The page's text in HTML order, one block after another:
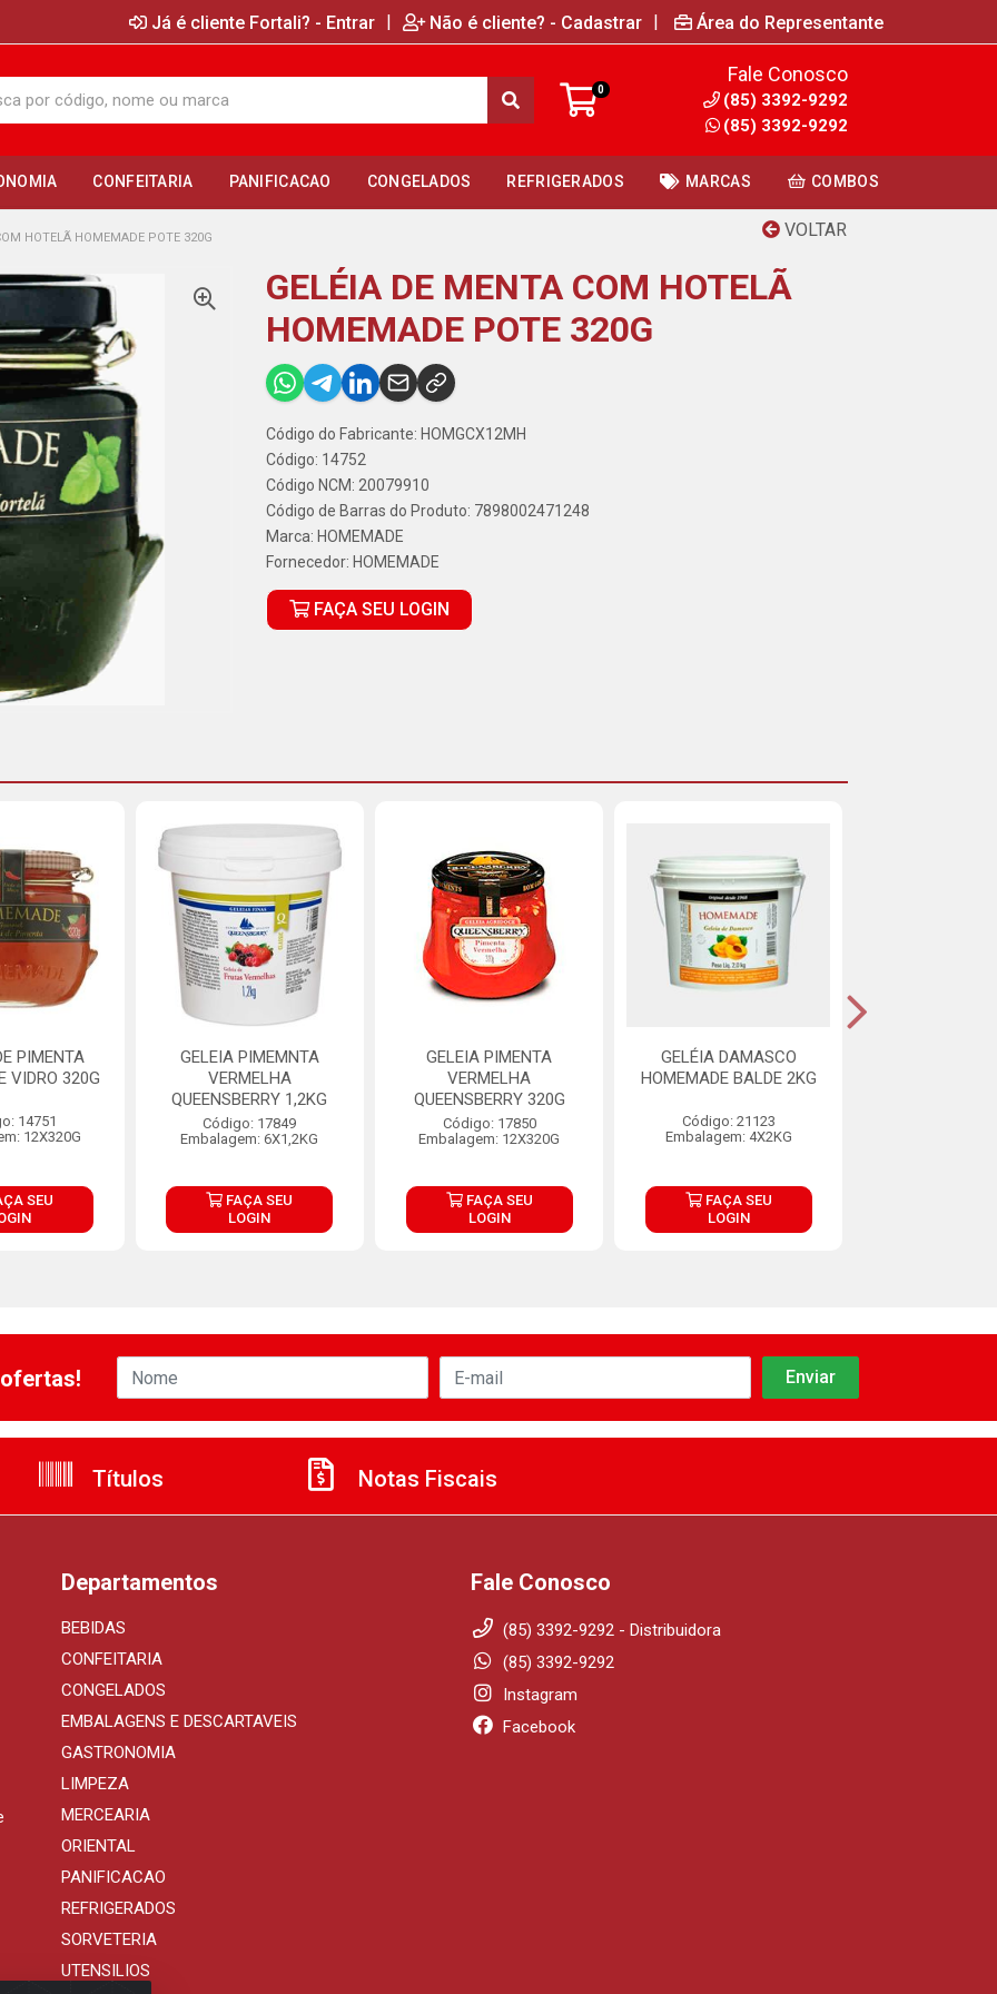
Já é cliente Fortali? - Entrar | Não é cliente? - Cadastrar | Área do Representante
0
Fale Conosco
(85) 3392-9292
(85) 3392-9292
CONFEITARIA PANIFICACAO CONGELADOS REFRIGERADOS MARCAS COMBOS
VOLTAR
HOTELÃ HOMEMADE POTE 320G
GELÉIA DE MENTA COM HOTELÃ
HOMEMADE POTE 320G
Código do Fabricante: HOMGCX12MH
Código: 14752
Código NCM: 20079910
Código de Barras do Produto: 7898002471248
Marca: HOMEMADE
Fornecedor: HOMEMADE
FAÇA SEU LOGIN
PIMENTA
VIDRO 320G
14751
12X320G
SEU
GELEIA PIMEMNTA
VERMELHA
QUEENSBERRY 1,2KG
Código: 17849
Embalagem: 6X1,2KG
FAÇA SEU
LOGIN
GELEIA PIMENTA
VERMELHA
QUEENSBERRY 320G
Código: 17850
Embalagem: 12X320G
FAÇA SEU
LOGIN
GELÉIA DAMASCO
HOMEMADE BALDE 2KG
Código: 21123
Embalagem: 4X2KG
FAÇA SEU
LOGIN
Títulos Notas Fiscais
Departamentos
BEBIDAS
CONFEITARIA
CONGELADOS
EMBALAGENS E DESCARTAVEIS
GASTRONOMIA
LIMPEZA
MERCEARIA
ORIENTAL
PANIFICACAO
REFRIGERADOS
SORVETERIA
UTENSILIOS
Fale Conosco
(85) 3392-9292 - Distribuidora
(85) 3392-9292
Instagram
Facebook